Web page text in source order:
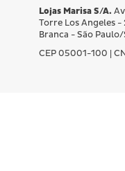
Lojas Marisa S/A.
Torre Los Angeles
Branca - São Paulo/
CEP 05001-100 |